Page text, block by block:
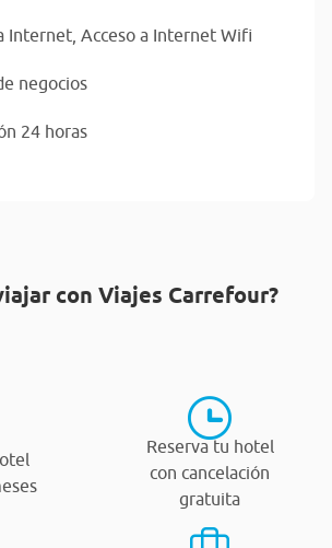
Internet, Acceso a Internet Wifi
negocios
24 horas
con Viajes Carrefour?
Reserva tu hotel
con cancelación
gratuita